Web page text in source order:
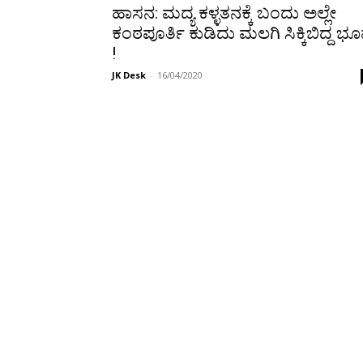
ಹಾಸನ: ಮದ್ಯ ಕಳ್ಳತನಕ್ಕೆ ಬಂದು ಅಲ್ಲೇ
ಕಂಠಪೂರ್ತಿ ಕುಡಿದು ಮಲಗಿ ಸಿಕ್ಕಿಬಿದ್ದ
!
JK Desk - 16/04/2020